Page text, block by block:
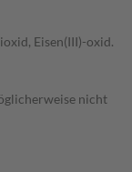
Eisen(III)-oxid.
nicht